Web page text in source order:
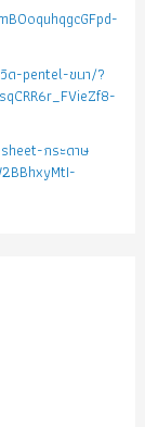
ด-pentel-ขนา/?
กระดาษ